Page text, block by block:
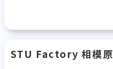
STU Factory 相模原